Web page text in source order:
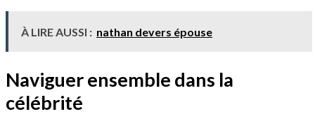
À LIRE AUSSI : nathan devers épouse
Naviguer ensemble dans la
célébrité